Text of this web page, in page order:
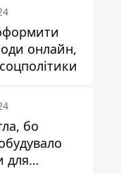
онлайн,
у Мінсоцполітики
бо
для